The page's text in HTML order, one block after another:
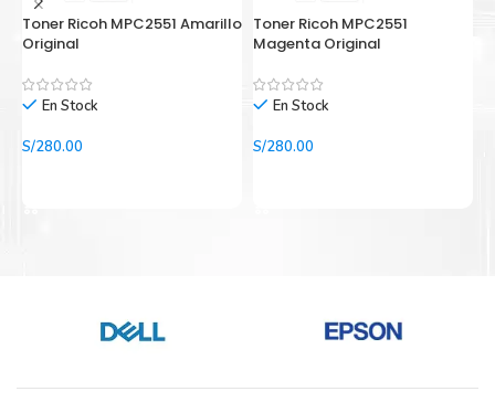
¿Cómo comprar de manera segura?
Haga Click Aquí para ver proceso de una compra segura
Toner Ricoh MPC2551 Amarillo
Original
En Stock
S/280.00
Toner Ricoh MPC2551
Magenta Original
En Stock
S/280.00